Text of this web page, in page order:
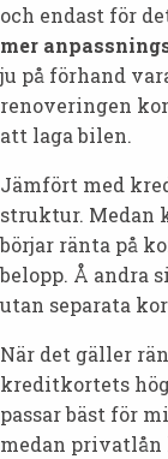
och endast för
mer
ju på förhand
renoveringen
att laga bilen.
Jämfört med
struktur. Medan
börjar ränta på
belopp. Å andra
utan separata
När det gäller
kreditkortets
passar bäst för
medan privatlån